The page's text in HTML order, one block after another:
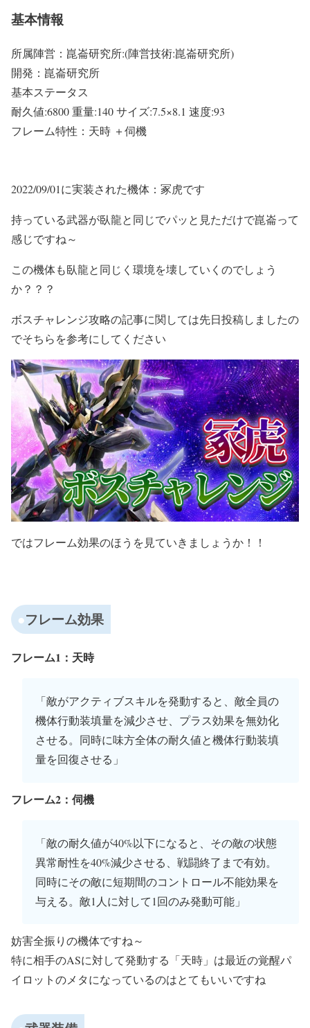
基本情報
所属陣営：崑崙研究所:(陣営技術:崑崙研究所)
開発：崑崙研究所
基本ステータス
耐久値:6800 重量:140 サイズ:7.5×8.1 速度:93
フレーム特性：天時 ＋伺機
2022/09/01に実装された機体：冢虎です
持っている武器が臥龍と同じでパッと見ただけで崑崙って
感じですね～
この機体も臥龍と同じく環境を壊していくのでしょう
か？？？
ボスチャレンジ攻略の記事に関しては先日投稿しましたの
でそちらを参考にしてください
ではフレーム効果のほうを見ていきましょうか！！
フレーム効果
フレーム1：天時
「敵がアクティブスキルを発動すると、敵全員の
機体行動装填量を減少させ、プラス効果を無効化
させる。同時に味方全体の耐久値と機体行動装填
量を回復させる」
フレーム2：伺機
「敵の耐久値が40%以下になると、その敵の状態
異常耐性を40%減少させる、戦闘終了まで有効。
同時にその敵に短期間のコントロール不能効果を
与える。敵1人に対して1回のみ発動可能」
妨害全振りの機体ですね～
特に相手のASに対して発動する「天時」は最近の覚醒パ
イロットのメタになっているのはとてもいいですね